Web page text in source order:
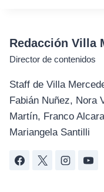
Redacción Villa
Director de contenidos
Staff de Villa
Fabián Nuñez, Nora
Martín, Franco
Mariangela Santilli